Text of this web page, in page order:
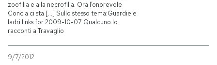
AREA PERSONALE
Entra
zoofilia e alla necrofilia. Ora l’onorevole
Concia ci sta [...] Sullo stesso tema:Guardie e
ladri links for 2009-10-07 Qualcuno lo
racconti a Travaglio
9/7/2012